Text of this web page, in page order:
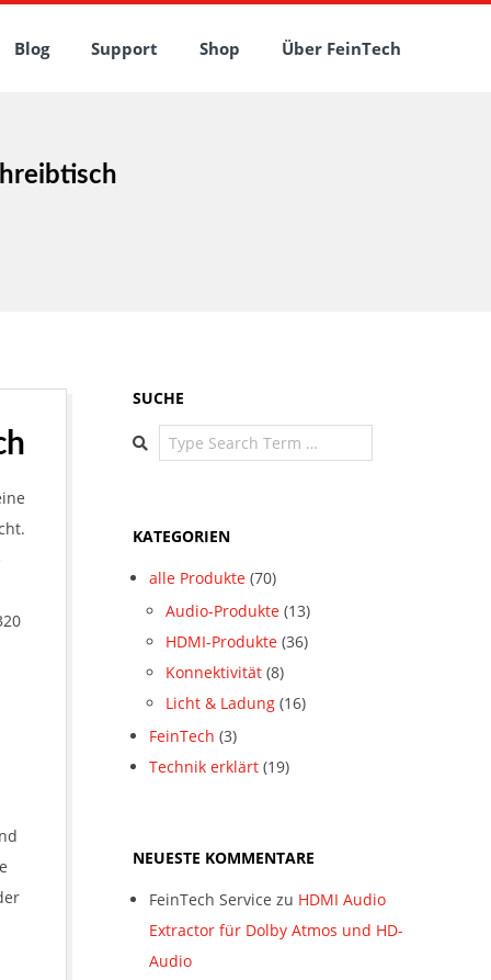
Blog Support Shop Über FeinTech
SUCHE
Search
KATEGORIEN
alle Produkte (70)
Audio-Produkte (13)
HDMI-Produkte (36)
Konnektivität (8)
Licht & Ladung (16)
FeinTech (3)
Technik erklärt (19)
NEUESTE KOMMENTARE
FeinTech Service zu HDMI Audio
Extractor für Dolby Atmos und HD-
Audio